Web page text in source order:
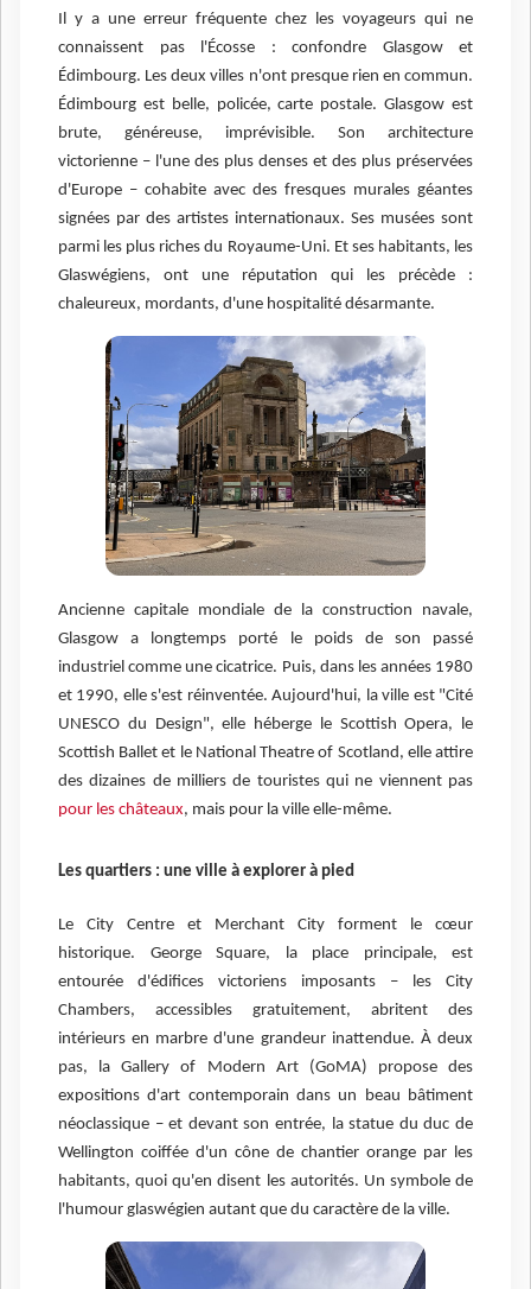
Il y a une erreur fréquente chez les voyageurs qui ne
connaissent pas l'Écosse : confondre Glasgow et
Édimbourg. Les deux villes n'ont presque rien en commun.
Édimbourg est belle, policée, carte postale. Glasgow est
brute, généreuse, imprévisible. Son architecture
victorienne – l'une des plus denses et des plus préservées
d'Europe – cohabite avec des fresques murales géantes
signées par des artistes internationaux. Ses musées sont
parmi les plus riches du Royaume-Uni. Et ses habitants, les
Glaswégiens, ont une réputation qui les précède :
chaleureux, mordants, d'une hospitalité désarmante.
Ancienne capitale mondiale de la construction navale,
Glasgow a longtemps porté le poids de son passé
industriel comme une cicatrice. Puis, dans les années 1980
et 1990, elle s'est réinventée. Aujourd'hui, la ville est "Cité
UNESCO du Design", elle héberge le Scottish Opera, le
Scottish Ballet et le National Theatre of Scotland, elle attire
des dizaines de milliers de touristes qui ne viennent pas
pour les châteaux, mais pour la ville elle-même.
Les quartiers : une ville à explorer à pied
Le City Centre et Merchant City forment le cœur
historique. George Square, la place principale, est
entourée d'édifices victoriens imposants – les City
Chambers, accessibles gratuitement, abritent des
intérieurs en marbre d'une grandeur inattendue. À deux
pas, la Gallery of Modern Art (GoMA) propose des
expositions d'art contemporain dans un beau bâtiment
néoclassique – et devant son entrée, la statue du duc de
Wellington coiffée d'un cône de chantier orange par les
habitants, quoi qu'en disent les autorités. Un symbole de
l'humour glaswégien autant que du caractère de la ville.